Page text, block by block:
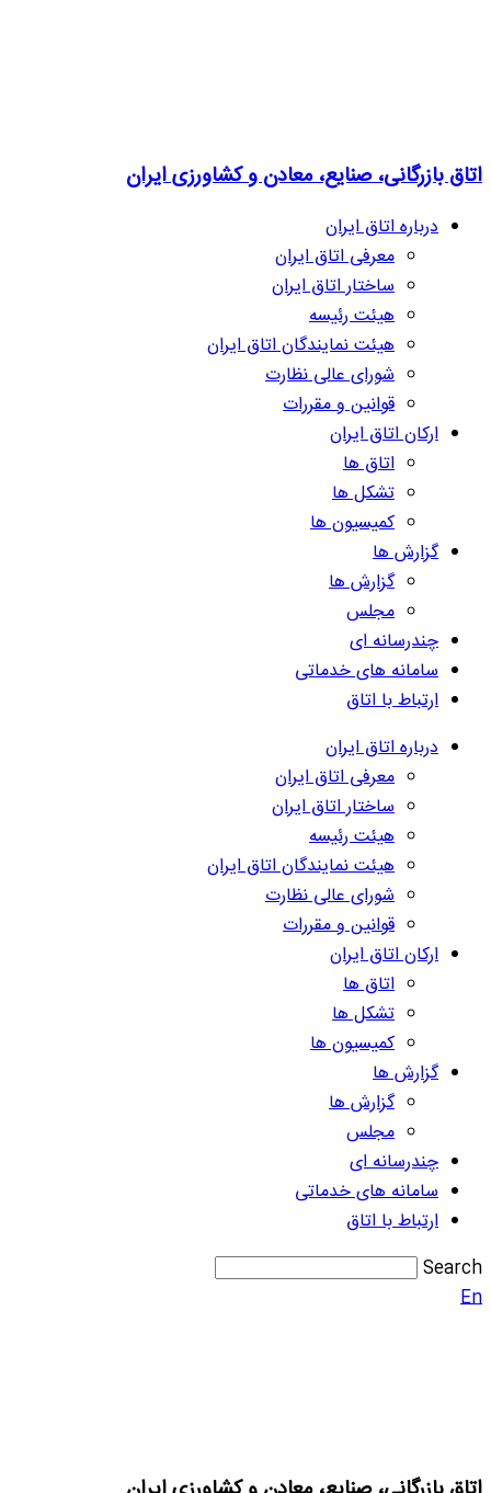
اتاق بازرگانی، صنایع، معادن و کشاورزی ایران
درباره اتاق ایران
معرفی اتاق ایران
ساختار اتاق ایران
هیئت رئیسه
هیئت نمایندگان اتاق ایران
شورای عالی نظارت
قوانین و مقررات
ارکان اتاق ایران
اتاق ها
تشکل ها
کمیسیون ها
گزارش ها
گزارش ها
مجلس
چندرسانه ای
سامانه های خدماتی
ارتباط با اتاق
درباره اتاق ایران
معرفی اتاق ایران
ساختار اتاق ایران
هیئت رئیسه
هیئت نمایندگان اتاق ایران
شورای عالی نظارت
قوانین و مقررات
ارکان اتاق ایران
اتاق ها
تشکل ها
کمیسیون ها
گزارش ها
گزارش ها
مجلس
چندرسانه ای
سامانه های خدماتی
ارتباط با اتاق
Search
En